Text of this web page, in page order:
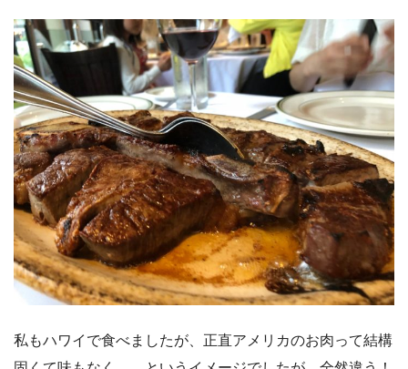
私もハワイで食べましたが、正直アメリカのお肉って結構